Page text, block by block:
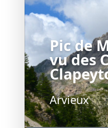
Pic de
vu des
Arvieux